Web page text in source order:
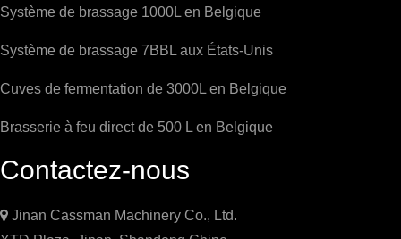
Système de brassage 1000L en Belgique
Système de brassage 7BBL aux États-Unis
Cuves de fermentation de 3000L en Belgique
Brasserie à feu direct de 500 L en Belgique
Contactez-nous
 Jinan Cassman Machinery Co., Ltd.